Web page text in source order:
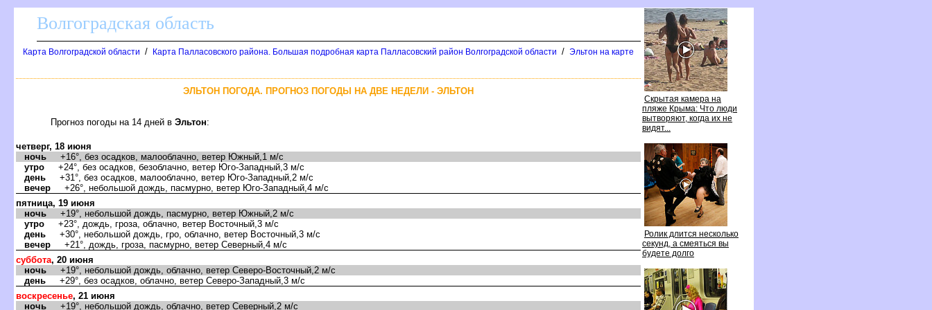
Скрытая камера на
пляже Крыма: Что люди
ытворяют, когда их не
идят...
Ролик длится несколько
секунд, а смеяться вы
удете долго
олгоградская область
Карта Волгоградской области / Карта Палласовского района. Большая подробная карта Палласовский район Волгоградской области / Эльтон на карте
ЭЛЬТОН ПОГОДА. ПРОГНОЗ ПОГОДЫ НА ДВЕ НЕДЕЛИ - ЭЛЬТОН
Прогноз погоды на 14 дней Эльтон:
четверг, 18 июня
ночь +16°, без осадков, малооблачно, ветер Южный,1 м/с
утро +24°, без осадков, безоблачно, ветер Юго-Западный,3 м/с
день +31°, без осадков, малооблачно, ветер Юго-Западный,2 м/с
ечер +26°, небольшой дождь, пасмурно, ветер Юго-Западный,4 м/с
пятница, 19 июня
ночь +19°, небольшой дождь, пасмурно, ветер Южный,2 м/с
утро +23°, дождь, гроза, облачно, ветер Восточный,3 м/с
день +30°, небольшой дождь, гро, облачно, ветер Восточный,3 м/с
ечер +21°, дождь, гроза, пасмурно, ветер Северный,4 м/с
суббота, 20 июня
ночь +19°, небольшой дождь, облачно, ветер Северо-Восточный,2 м/с
день +29°, без осадков, облачно, ветер Северо-Западный,3 м/с
оскресенье, 21 июня
ночь +19°, небольшой дождь, облачно, ветер Северный,2 м/с